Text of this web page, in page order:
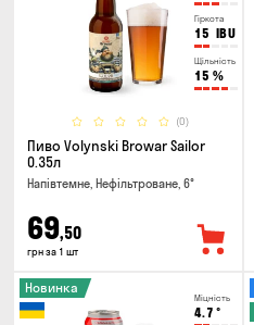
Гіркота
15 IBU
Щільність
15 %
(0)
Пиво Volynski Browar Sailor
0.35л
Напівтемне, Нефільтроване, 6°
69,50
грн за 1 шт
Міцність
4.7 °
Новинка